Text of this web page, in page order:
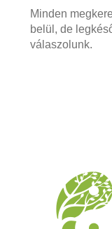
Minden
belül, de
válaszolunk.